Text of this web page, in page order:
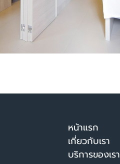
หน้าแรก
เกี่ยวกับเรา
บริการของเรา